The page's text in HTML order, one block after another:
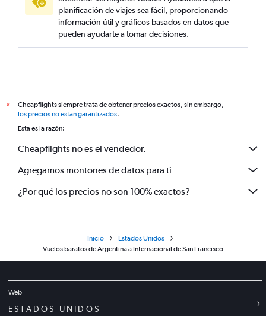
planificación de viajes sea fácil, proporcionando
información útil y gráficos basados en datos que
pueden ayudarte a tomar decisiones.
*
Cheapflights siempre trata de obtener precios exactos, sin embargo,
los precios no están garantizados.
Esta es la razón:
Cheapflights no es el vendedor.
Agregamos montones de datos para ti
¿Por qué los precios no son 100% exactos?
Inicio
Estados Unidos
Vuelos baratos de Argentina a Internacional de San Francisco
Web
ESTADOS UNIDOS